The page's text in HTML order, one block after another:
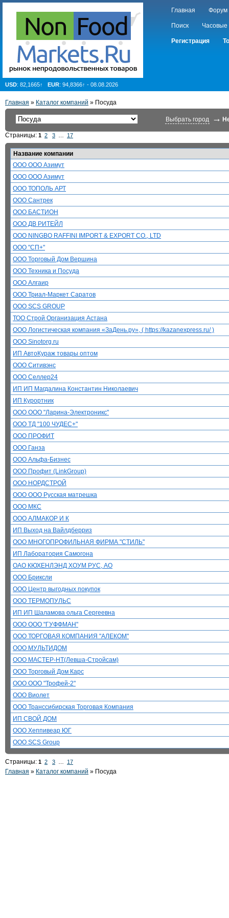
Главная Форум
Поиск Часовые
Регистрация
USD: 82,1665↑ EUR: 94,8366↑ - 08.08.2026
Главная » Каталог компаний » Посуда
Выбрать город →
Страницы: 1 2 3 17
Название компании
ООО ООО Азимут
ООО ООО Азимут
ООО ТОПОЛЬ АРТ
ООО Сантрек
ООО БАСТИОН
ООО ДВ РИТЕЙЛ
ООО NINGBO RAFFINI IMPORT & EXPORT CO., LTD
ООО "СП+"
ООО Торговый Дом Вершина
ООО Техника и Посуда
ООО Алгаир
ООО Триал-Маркет Саратов
ООО SCS GROUP
ТОО Строй Организация Астана
ООО Логистическая компания «ЗаДень.ру», ( https://kazanexpress.ru/ )
ООО Sinotorg.ru
ИП АвтоКураж товары оптом
ООО Ситивэнс
ООО Селлер24
ИП ИП Магдалина Константин Николаевич
ИП Курортник
ООО ООО "Ларина-Электроникс"
ООО ТД "100 ЧУДЕС+"
ООО ПРОФИТ
ООО Ганза
ООО Альфа-Бизнес
ООО Профит (LinkGroup)
ООО НОРДСТРОЙ
ООО ООО Русская матрешка
ООО МКС
ООО АЛМАКОР И К
ИП Выход на Вайлдберриз
ООО МНОГОПРОФИЛЬНАЯ ФИРМА "СТИЛЬ"
ИП Лаборатория Самогона
ОАО КЮХЕНЛЭНД ХОУМ РУС, АО
ООО Бриксли
ООО Центр выгодных покупок
ООО ТЕРМОПУЛЬС
ИП ИП Шаламова ольга Сергеевна
ООО ООО "ГУФФМАН"
ООО ТОРГОВАЯ КОМПАНИЯ "АЛЕКОМ"
ООО МУЛЬТИДОМ
ООО МАСТЕР-НТ(Левша-Стройсам)
ООО Торговый Дом Карс
ООО ООО "Трофей-2"
ООО Виолет
ООО Транссибирская Торговая Компания
ИП СВОЙ ДОМ
ООО Хеппивеар ЮГ
ООО SCS Group
Страницы: 1 2 3 17
Главная » Каталог компаний » Посуда